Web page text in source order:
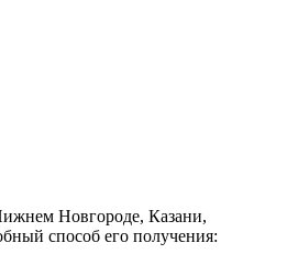
Новгороде, Казани,
способ его получения: